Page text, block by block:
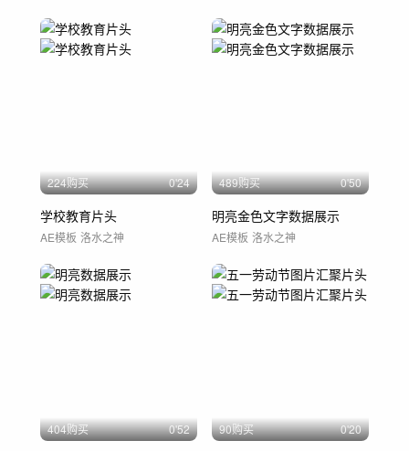
224购买 0'24
学校教育片头
AE模板 洛水之神
489购买 0'50
明亮金色文字数据展示
AE模板 洛水之神
404购买 0'52 90购买 0'20